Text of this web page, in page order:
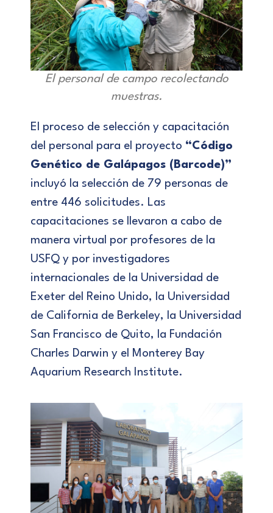
El personal de campo recolectando
muestras.
El proceso de selección y capacitación
del personal para el proyecto “Código
Genético de Galápagos (Barcode)”
incluyó la selección de 79 personas de
entre 446 solicitudes. Las
capacitaciones se llevaron a cabo de
manera virtual por profesores de la
USFQ y por investigadores
internacionales de la Universidad de
Exeter del Reino Unido, la Universidad
de California de Berkeley, la Universidad
San Francisco de Quito, la Fundación
Charles Darwin y el Monterey Bay
Aquarium Research Institute.